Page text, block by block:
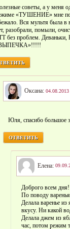
советы, а у меня
«ТУШЕНИЕ» мне
Вся мультя была в
разобрали, помыли,
без проблем.
Оксана:
Юля, спасибо большое
ОТВЕТИТЬ
Елена:
Доброго всем дня!
По поводу
Делала варенье
вкусу. Ни какой
Делала джем из
час, потом режим